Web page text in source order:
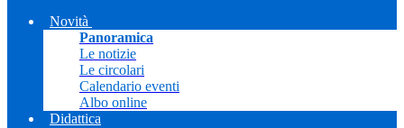
Novità
Panoramica
Le notizie
Le circolari
Calendario eventi
Albo online
Didattica